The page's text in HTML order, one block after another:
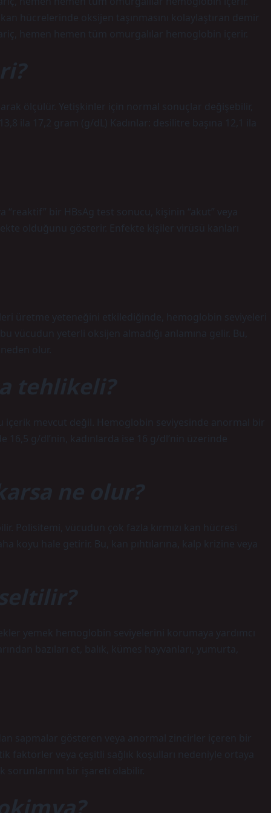
hücrelerinde oksijen taşınmasını kolaylaştıran demir
hemen hemen tüm omurgalılar hemoglobin içerir.
ölçülür. Yetişkinler için normal sonuçlar değişebilir,
ila 17,2 gram (g/dL) Kadınlar: desilitre başına 12,1 ila
“reaktif” bir HBsAg test sonucu, kişinin “akut” veya
olduğunu gösterir. Enfekte kişiler virüsü kanları
üretme yeteneğini etkilediğinde, hemoglobin seviyeleri
yeterli oksijen almadığı anlamına gelir. Bu,
olur.
tehlikeli?
mevcut değil. Hemoglobin seviyesinde anormal bir
g/dl’nin, kadınlarda ise 16 g/dl’nin üzerinde
ne olur?
Polisitemi, vücudun çok fazla kırmızı kan hücresi
koyu hale getirir. Bu, kan pıhtılarına, kalp krizine veya
yemek hemoglobin seviyelerini korumaya yardımcı
bazıları et, balık, kümes hayvanları, yumurta,
sapmalar gösteren veya anormal zincirler içeren bir
veya çeşitli sağlık koşulları nedeniyle ortaya
bir işareti olabilir.